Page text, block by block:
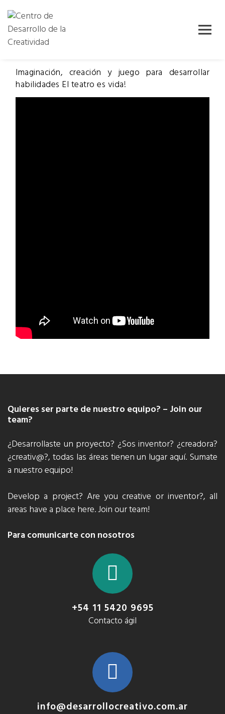
content
de la
Creatividad
( CDC )
Imaginación, creación y juego para desarrollar
habilidades El teatro es vida!
Quieres ser parte de nuestro equipo? – Join our
team?
¿Desarrollaste un proyecto? ¿Sos inventor? ¿creadora?
¿creativ@?, todas las áreas tienen un lugar aquí. Sumate
a nuestro equipo!
Develop a project? Are you creative or inventor?, all
areas have a place here. Join our team!
Para comunicarte con nosotros
+54 11 5420 9695
Contacto ágil
info@desarrollocreativo.com.ar